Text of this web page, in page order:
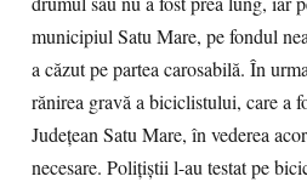
municipiul Satu Mare, pe fondul
a căzut pe partea carosabilă. În
rănirea gravă a biciclistului, care a
Judeţean Satu Mare, în vederea
necesare. Poliţiştii l-au testat pe